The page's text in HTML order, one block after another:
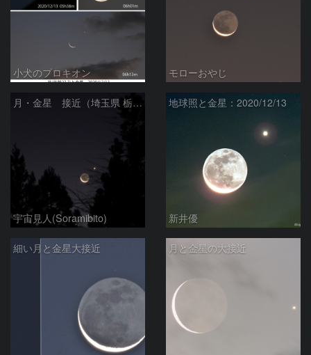
小犬のプロキオン モローおやじ
月・金星 接近（埼玉県 栃本広場）
宇宙見人(Soramibito)
地球照と金星：2020/12/13
新井優
細い月と金星大接近 月と金星の大接近